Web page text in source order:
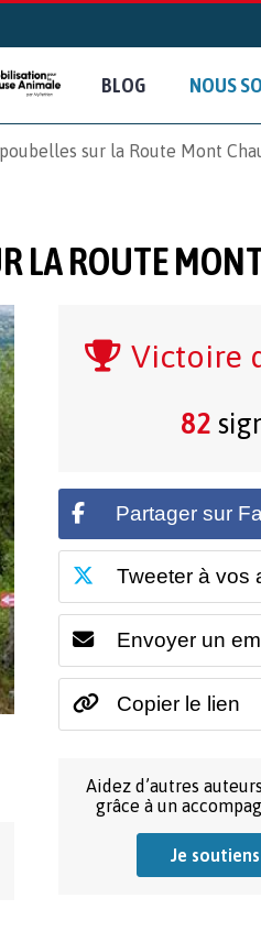
BLOG NOUS
sur la Route Mont
LA ROUTE
Victoire
82
Partager sur
Tweeter à vos
Envoyer un
Copier le lien
Aidez d’autres
grâce à un
Je